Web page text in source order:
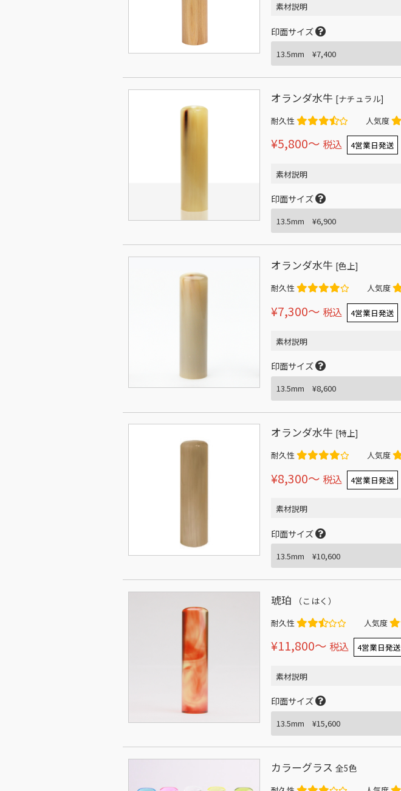
素材説明
印面サイズ
オランダ水牛 [ナチュラル]
耐久性 人気度
¥5,800〜 税込 4営業日発送
素材説明
印面サイズ
オランダ水牛 [色上]
耐久性 人気度
¥7,300〜 税込 4営業日発送
素材説明
印面サイズ
オランダ水牛 [特上]
耐久性 人気度
¥8,300〜 税込 4営業日発送
素材説明
印面サイズ
琥珀 （こはく）
耐久性 人気度
¥11,800〜 税込 4営業日発送
素材説明
印面サイズ
カラーグラス全5色